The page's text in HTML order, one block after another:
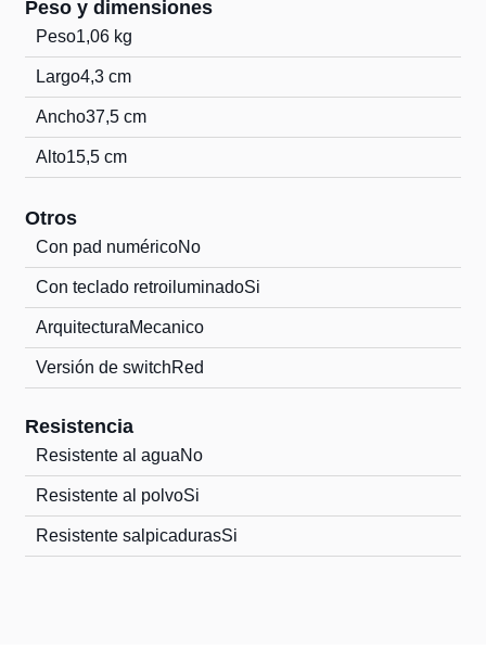
Peso y dimensiones
Peso1,06 kg
Largo4,3 cm
Ancho37,5 cm
Alto15,5 cm
Otros
Con pad numéricoNo
Con teclado retroiluminadoSi
ArquitecturaMecanico
Versión de switchRed
Resistencia
Resistente al aguaNo
Resistente al polvoSi
Resistente salpicadurasSi